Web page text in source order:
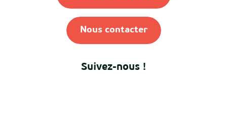
Nous contacter
Suivez-nous !